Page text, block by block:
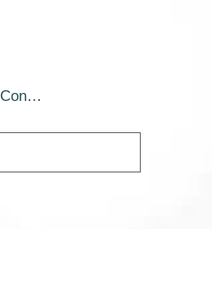
Conectează-te